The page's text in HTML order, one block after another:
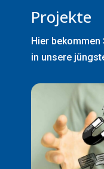
Projekte
Hier bekommen
in unsere